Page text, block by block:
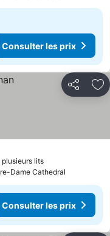
Consulter les prix
Partager
lits
Dame Cathedral
Consulter les prix